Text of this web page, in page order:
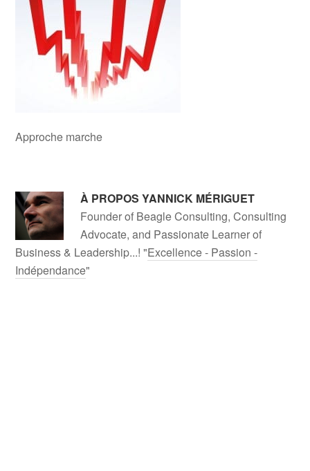
Approche marche
À PROPOSYANNICK MÉRIGUET
Founder of Beagle Consulting, Consulting
Advocate, and Passionate Learner of
Business & Leadership...! "Excellence - Passion -
Indépendance"